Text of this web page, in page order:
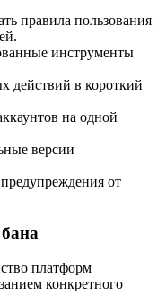
правила пользования
инструменты
действий в короткий
на одной
версии
от
платформ
конкретного